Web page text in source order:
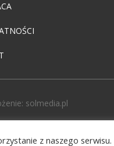
solmedia.pl
z naszego serwisu.